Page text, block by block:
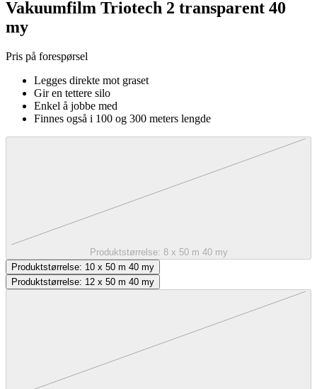
Vakuumfilm Triotech 2 transparent 40
my
Pris på forespørsel
Legges direkte mot graset
Gir en tettere silo
Enkel å jobbe med
Finnes også i 100 og 300 meters lengde
Produktstørrelse: 8 x 50 m 40 my
Produktstørrelse: 10 x 50 m 40 my
Produktstørrelse: 12 x 50 m 40 my